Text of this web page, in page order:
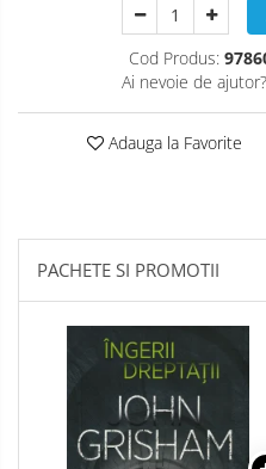
Cod Produs:
Ai nevoie de ajutor?
Adauga la Favorite
PACHETE SI PROMOTII